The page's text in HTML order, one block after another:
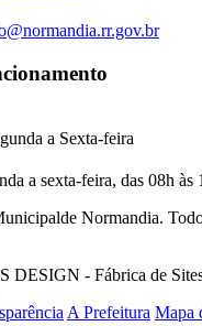
a Sexta-feira
a sexta-feira, das 08h às
Normandia.
DESIGN - Fábrica de
A Prefeitura Mapa